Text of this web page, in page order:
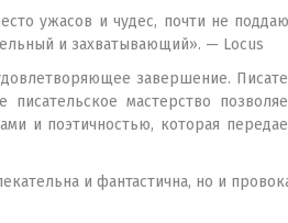
ужасов и чудес, почти не
и захватывающий». — Locus
завершение.
писательское мастерство
и поэтичностью, которая
и фантастична, но и